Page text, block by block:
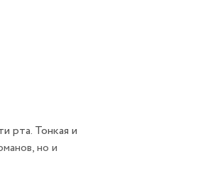
рта. Тонкая и
но и